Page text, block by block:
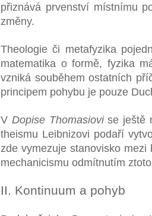
přiznává prvenství místnímu
změny.
Theologie či metafyzika
matematika o formě, fyzika
vzniká souběhem ostatních
principem pohybu je pouze
V Dopise Thomasiovise ještě
theismu Leibnizovi podaří
zde vymezuje stanovisko
mechanicismu odmítnutím
II. Kontinuum a pohyb